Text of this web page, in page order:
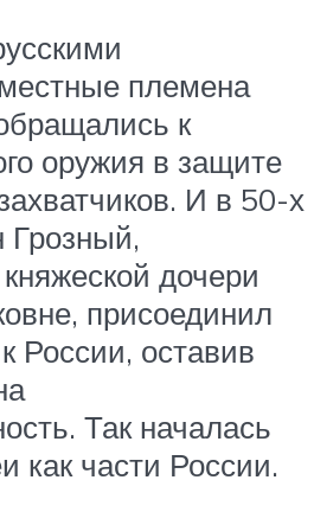
племена
к
оружия в защите
И в 50-х
Грозный,
дочери
присоединил
России, оставив
Так началась
как части России.